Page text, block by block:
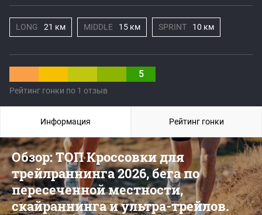
5
Рейтинг гонки по 1 отзыв
LONG 21 км MIDDLE 15 км SPRINT 10 км
Обзор: ТОП Кроссовки для
трейлраннинга 2026, бега по
пересеченной местности,
скайраннинга и ультра-трейлов.
Информация Рейтинг гонки